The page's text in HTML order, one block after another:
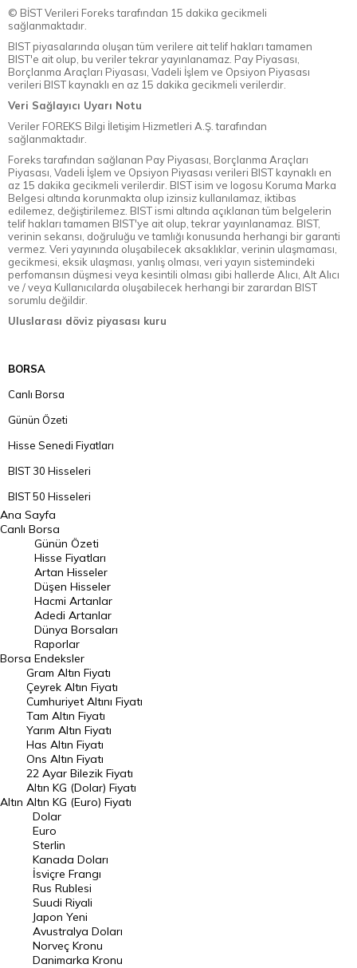
© BİST Verileri Foreks tarafından 15 dakika gecikmeli
sağlanmaktadır.
BIST piyasalarında oluşan tüm verilere ait telif hakları tamamen
BIST'e ait olup, bu veriler tekrar yayınlanamaz. Pay Piyasası,
Borçlanma Araçları Piyasası, Vadeli İşlem ve Opsiyon Piyasası
verileri BIST kaynaklı en az 15 dakika gecikmeli verilerdir.
Veri Sağlayıcı Uyarı Notu
Veriler FOREKS Bilgi İletişim Hizmetleri A.Ş. tarafından
sağlanmaktadır.
Foreks tarafından sağlanan Pay Piyasası, Borçlanma Araçları
Piyasası, Vadeli İşlem ve Opsiyon Piyasası verileri BIST kaynaklı en
az 15 dakika gecikmeli verilerdir. BIST isim ve logosu Koruma Marka
Belgesi altında korunmakta olup izinsiz kullanılamaz, iktibas
edilemez, değiştirilemez. BIST ismi altında açıklanan tüm belgelerin
telif hakları tamamen BIST'ye ait olup, tekrar yayınlanamaz. BIST,
verinin sekansı, doğruluğu ve tamlığı konusunda herhangi bir garanti
vermez. Veri yayınında oluşabilecek aksaklıklar, verinin ulaşmaması,
gecikmesi, eksik ulaşması, yanlış olması, veri yayın sistemindeki
perfomansın düşmesi veya kesintili olması gibi hallerde Alıcı, Alt Alıcı
ve / veya Kullanıcılarda oluşabilecek herhangi bir zarardan BIST
sorumlu değildir.
Uluslarası döviz piyasası kuru
BORSA
Canlı Borsa
Günün Özeti
Hisse Senedi Fiyatları
BIST 30 Hisseleri
BIST 50 Hisseleri
BIST 100 Hisseleri
En Çok Artan Hisseler
En Çok Düşen Hisseler
Hacmi Artanlar
Geçmiş Kapanışlar
Dünya Borsaları
Raporlar
Endeksler
DÖVİZ
Döviz Kuru
Dolar Kuru
Euro Kuru
Pound Kuru
Frank Kuru
Riyal Kuru
Avustralya Doları
Danimarka Kronu Kuru
Kanada Doları Kuru
Ana Sayfa
Canlı Borsa
Borsa
Günün Özeti
Hisse Fiyatları
Artan Hisseler
Düşen Hisseler
Hacmi Artanlar
Adedi Artanlar
Dünya Borsaları
Raporlar
Endeksler
Altın
Gram Altın Fiyatı
Çeyrek Altın Fiyatı
Cumhuriyet Altını Fiyatı
Tam Altın Fiyatı
Yarım Altın Fiyatı
Has Altın Fiyatı
Ons Altın Fiyatı
22 Ayar Bilezik Fiyatı
Altın KG (Dolar) Fiyatı
Altın KG (Euro) Fiyatı
Dolar
Euro
Sterlin
Kanada Doları
İsviçre Frangı
Rus Rublesi
Suudi Riyali
Japon Yeni
Avustralya Doları
Norveç Kronu
Danimarka Kronu